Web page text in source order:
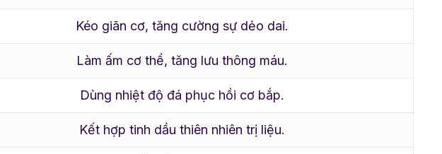
Kéo giãn cơ, tăng cường sự dẻo dai.
Làm ấm cơ thể, tăng lưu thông máu.
Dùng nhiệt độ đá phục hồi cơ bắp.
Kết hợp tinh dầu thiên nhiên trị liệu.